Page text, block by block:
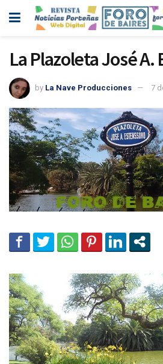
La Plazoleta José A.
by La Nave Producciones 7